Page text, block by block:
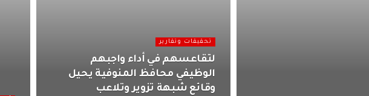
تحقيقات وتقارير
لتقاعسهم في أداء واجبهم
الوظيفي محافظ المنوفية يحيل
وقائع شبهة تزوير وتلاعب